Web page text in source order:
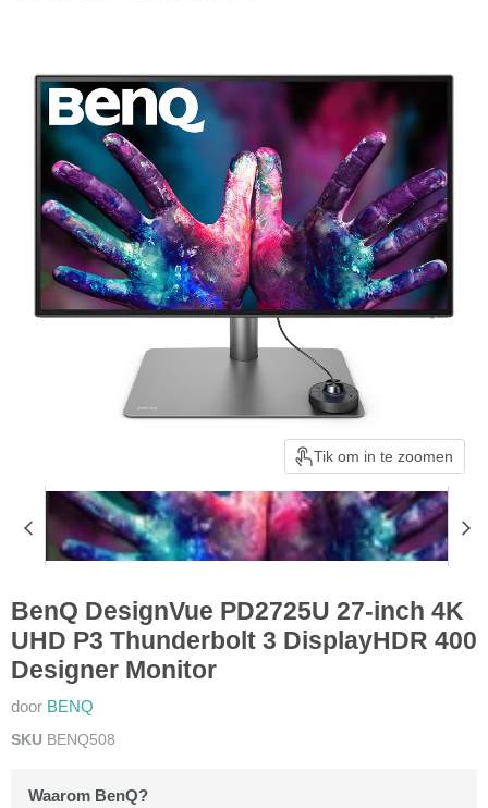
Tik om in te zoomen
BenQ DesignVue PD2725U 27-inch 4K
UHD P3 Thunderbolt 3 DisplayHDR 400
Designer Monitor
door BENQ
SKU BENQ508
Waarom BenQ?